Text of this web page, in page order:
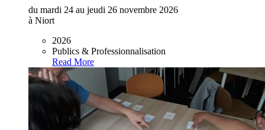
du mardi 24 au jeudi 26 novembre 2026
à Niort
2026
Publics & Professionnalisation
Read More